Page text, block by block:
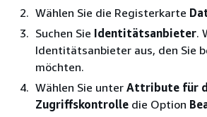
Wählen Sie die Registerkarte
Suchen Sie Identitätsanbieter.
Identitätsanbieter aus, den Sie
möchten.
Wählen Sie unter Attribute für
Zugriffskontrolle die Option